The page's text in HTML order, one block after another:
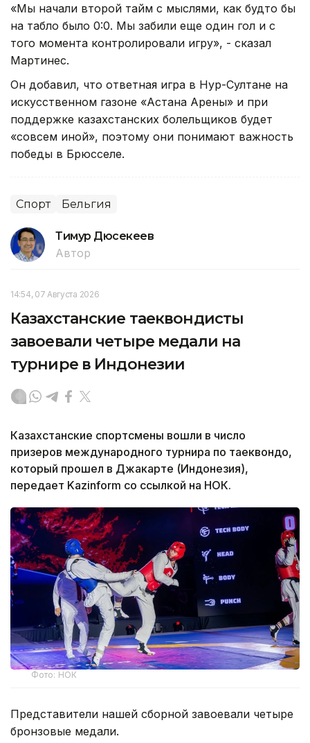
«Мы начали второй тайм с мыслями, как будто бы
на табло было 0:0. Мы забили еще один гол и с
того момента контролировали игру», - сказал
Мартинес.
Он добавил, что ответная игра в Нур-Султане на
искусственном газоне «Астана Арены» и при
поддержке казахстанских болельщиков будет
«совсем иной», поэтому они понимают важность
победы в Брюсселе.
Спорт Бельгия
Тимур Дюсекеев
Автор
14:54, 07 Августа 2026
Казахстанские таеквондисты
завоевали четыре медали на
турнире в Индонезии
Казахстанские спортсмены вошли в число
призеров международного турнира по таеквондо,
который прошел в Джакарте (Индонезия),
передает Kazinform со ссылкой на НОК.
Фото: НОК
Представители нашей сборной завоевали четыре
бронзовые медали.